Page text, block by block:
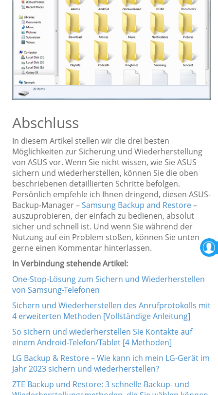
Abschluss
In diesem Artikel stellen wir die drei besten
Möglichkeiten zur Sicherung und Wiederherstellung
von ASUS vor. Wenn Sie nicht wissen, wie Sie ASUS
sichern und wiederherstellen, können Sie die oben
beschriebenen detaillierten Schritte befolgen.
Persönlich empfehle ich Ihnen dringend, diesen ASUS-
Backup-Manager –Samsung Backup and Restore–
auszuprobieren, der einfach zu bedienen, absolut
sicher und schnell ist. Und wenn Sie während der
Nutzung auf ein Problem stoßen, können Sie unten
gerne einen Kommentar hinterlassen.
In Verbindung stehende Artikel:
One-Stop-Lösung zum Sichern und Wiederherstellen
von Samsung-Telefonen
Sichern und Wiederherstellen des Anrufprotokolls mit
4 erweiterten Methoden [Vollständige Anleitung]
So sichern und wiederherstellen Sie Kontakte auf
einem Android-Telefon/Tablet [4 Methoden]
LG Backup & Restore – Wie kann ich mein LG-Gerät im
Jahr 2023 sichern und wiederherstellen?
ZTE Backup und Restore: 3 schnelle Backup- und